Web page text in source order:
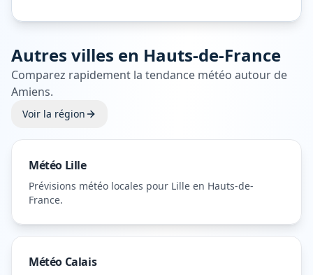
Autres villes en Hauts-de-France
Comparez rapidement la tendance météo autour de
Amiens.
Voir la région
Météo Lille
Prévisions météo locales pour Lille en Hauts-de-
France.
Météo Calais